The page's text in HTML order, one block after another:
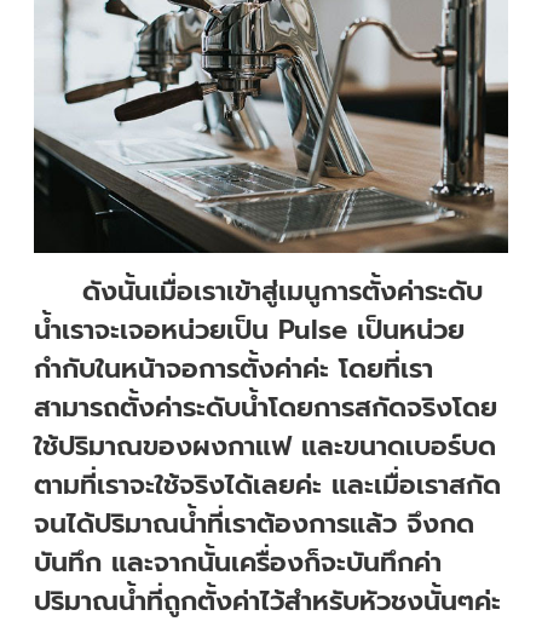
ดังนั้นเมื่อเราเข้าสู่เมนูการตั้งค่าระดับ
น้ำเราจะเจอหน่วยเป็น Pulse เป็นหน่วย
กำกับในหน้าจอการตั้งค่าค่ะ โดยที่เรา
สามารถตั้งค่าระดับน้ำโดยการสกัดจริงโดย
ใช้ปริมาณของผงกาแฟ และขนาดเบอร์บด
ตามที่เราจะใช้จริงได้เลยค่ะ และเมื่อเราสกัด
จนได้ปริมาณน้ำที่เราต้องการแล้ว จึงกด
บันทึก และจากนั้นเครื่องก็จะบันทึกค่า
ปริมาณน้ำที่ถูกตั้งค่าไว้สำหรับหัวชงนั้นๆค่ะ